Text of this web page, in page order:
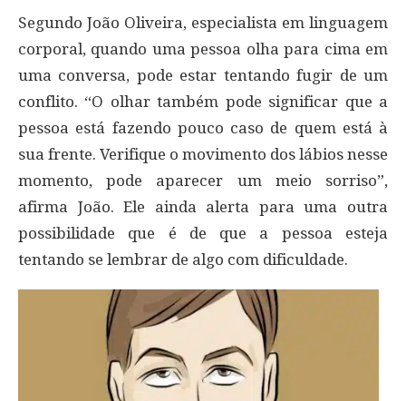
Segundo João Oliveira, especialista em linguagem
corporal, quando uma pessoa olha para cima em
uma conversa, pode estar tentando fugir de um
conflito. “O olhar também pode significar que a
pessoa está fazendo pouco caso de quem está à
sua frente. Verifique o movimento dos lábios nesse
momento, pode aparecer um meio sorriso”,
afirma João. Ele ainda alerta para uma outra
possibilidade que é de que a pessoa esteja
tentando se lembrar de algo com dificuldade.